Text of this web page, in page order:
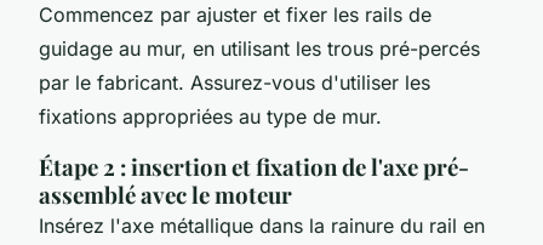
Commencez par ajuster et fixer les rails de
guidage au mur, en utilisant les trous pré-percés
par le fabricant. Assurez-vous d'utiliser les
fixations appropriées au type de mur.
Étape 2 : insertion et fixation de l'axe pré-
assemblé avec le moteur
Insérez l'axe métallique dans la rainure du rail en